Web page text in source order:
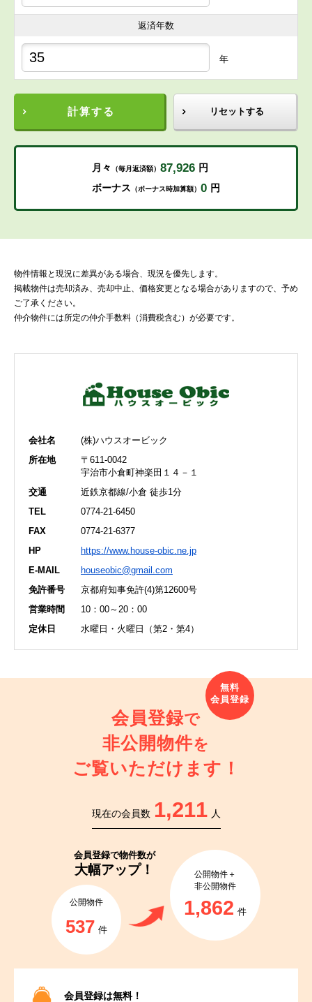
返済年数
年
計算する リセットする
月々 （毎月返済額） 87,926 円
ボーナス （ボーナス時加算額） 0 円
物件情報と現況に差異がある場合、現況を優先します。
掲載物件は売却済み、売却中止、価格変更となる場合がありますので、予め
ご了承ください。
仲介物件には所定の仲介手数料（消費税含む）が必要です。
会社名
(株)ハウスオービック
所在地
〒611-0042
宇治市小倉町神楽田１４－１
交通
近鉄京都線/小倉 徒歩1分
TEL
0774-21-6450
FAX
0774-21-6377
HP
https://www.house-obic.ne.jp
E-MAIL
houseobic@gmail.com
免許番号
京都府知事免許(4)第12600号
営業時間
10：00～20：00
定休日
水曜日・火曜日（第2・第4）
会員登録で
非公開物件を
ご覧いただけます！
現在の会員数 1,211 人
会員登録で物件数が
大幅アップ！
公開物件
537 件
公開物件＋
非公開物件
1,862 件
会員登録は無料！